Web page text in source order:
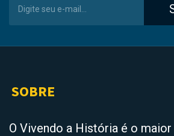
SOBRE
O Vivendo a História é o